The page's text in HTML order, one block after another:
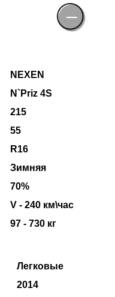
NEXEN
N`Priz 4S
215
55
R16
Зимняя
70%
V - 240 км\час
97 - 730 кг
Легковые
2014